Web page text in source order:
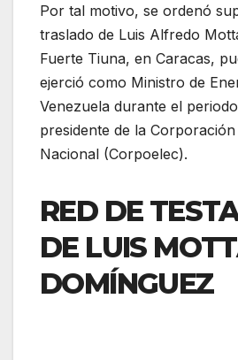
Por tal motivo, se ordenó
traslado de Luis Alfredo
Fuerte Tiuna, en Caracas,
ejerció como Ministro de
Venezuela durante el
presidente de la
Nacional (Corpoelec).
RED DE
DE LUIS
DOMÍNGUEZ